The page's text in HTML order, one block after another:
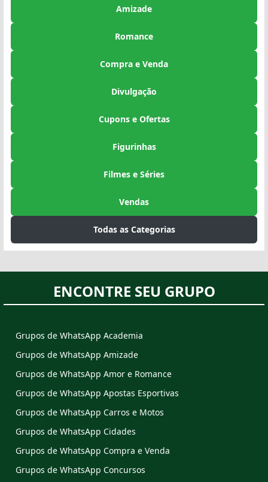
Amizade
Romance
Compra e Venda
Divulgação
Cupons e Ofertas
Figurinhas
Filmes e Séries
Vendas
Todas as Categorias
ENCONTRE SEU GRUPO
Grupos de WhatsApp Academia
Grupos de WhatsApp Amizade
Grupos de WhatsApp Amor e Romance
Grupos de WhatsApp Apostas Esportivas
Grupos de WhatsApp Carros e Motos
Grupos de WhatsApp Cidades
Grupos de WhatsApp Compra e Venda
Grupos de WhatsApp Concursos